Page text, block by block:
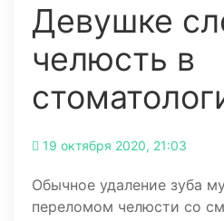
Девушке
челюсть в
19 октября 2020, 21:03
Обычное удаление зуба
переломом челюсти со